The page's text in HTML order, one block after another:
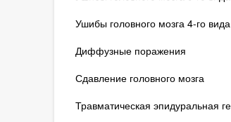
Ушибы головного мозга 4-го вида
Диффузные поражения
Сдавление головного мозга
Травматическая эпидуральная